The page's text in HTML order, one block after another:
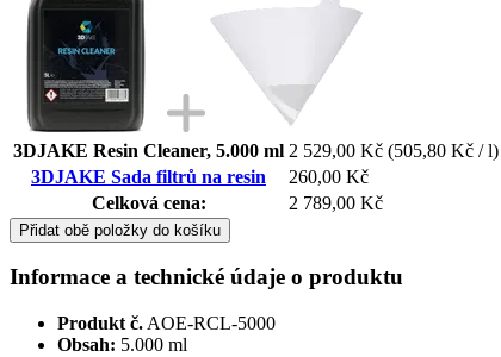
3DJAKE Resin Cleaner, 5.000 ml 2 529,00 Kč (505,80 Kč / l)
3DJAKE Sada filtrů na resin
260,00 Kč
Celková cena:
2 789,00 Kč
Přidat obě položky do košíku
Informace a technické údaje o produktu
Produkt č. AOE-RCL-5000
Obsah: 5.000 ml